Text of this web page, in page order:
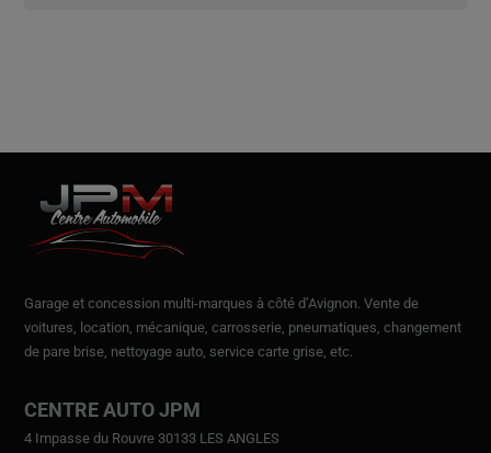
Garage et concession multi-marques à côté d’Avignon. Vente de
voitures , location, mécanique, carrosserie, pneumatiques, changement
de pare brise, nettoyage auto, service carte grise, etc.
CENTRE AUTO JPM
4 Impasse du Rouvre 30133 LES ANGLES